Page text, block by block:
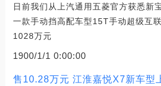
日前我们从上汽通用五菱官方获悉新
一款手动挡高配车型15T手动超级互
1028万元
1900/1/1 0:00:00
售10.28万元 江淮嘉悦X7新车型